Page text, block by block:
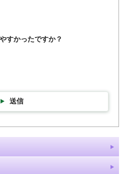
すかったですか？
送信